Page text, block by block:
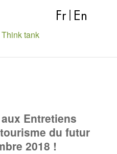
Fr En
tank
Entretiens
du futur
2018 !